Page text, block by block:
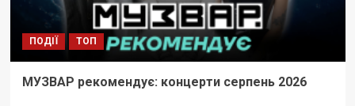
ПОДІЇ ТОП
МУЗВАР рекомендує: концерти серпень 2026